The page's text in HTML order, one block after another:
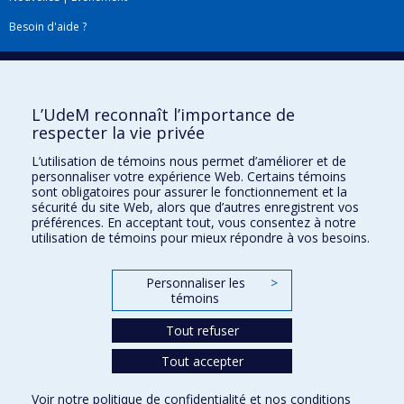
déclencheurs de jeu est aussi susceptible d'orienter les
interventions dans les services de traitement du jeu
problématique
Besoin d'aide ?
Plan du site|Accessibilité
Téléchargez les logos de l'ESPUM
L’UdeM reconnaît l’importance de
respecter la vie privée
L’utilisation de témoins nous permet d’améliorer et de
personnaliser votre expérience Web. Certains témoins
sont obligatoires pour assurer le fonctionnement et la
sécurité du site Web, alors que d’autres enregistrent vos
préférences. En acceptant tout, vous consentez à notre
utilisation de témoins pour mieux répondre à vos besoins.
Personnaliser les
témoins
>
Tout refuser
Tout accepter
Voir notre politique de confidentialité et nos conditions